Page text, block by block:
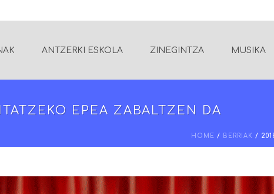
ANTZERKI ESKOLA ZINEGINTZA MUSIKA
EPEA ZABALTZEN DA
HOME / BERRIAK /